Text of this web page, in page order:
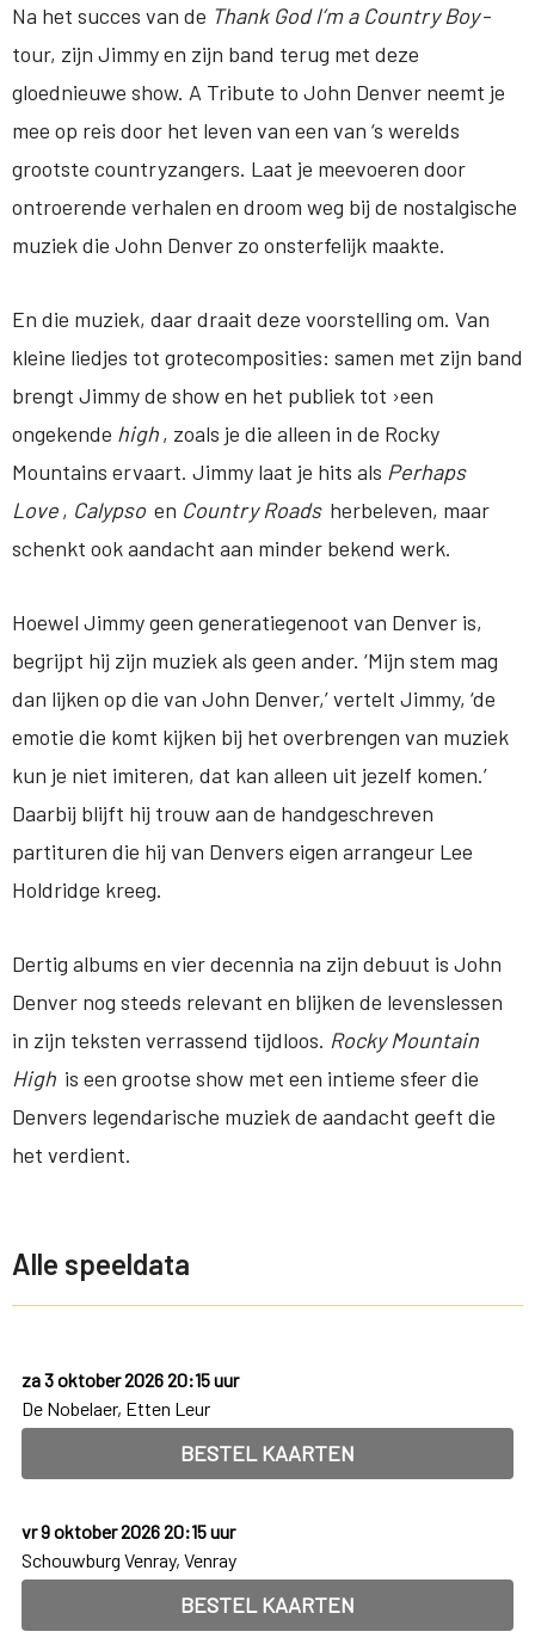
Na het succes van de Thank God I’m a Country Boy-
tour, zijn Jimmy en zijn band terug met deze
gloednieuwe show. A Tribute to John Denver neemt je
mee op reis door het leven van een van ‘s werelds
grootste countryzangers. Laat je meevoeren door
ontroerende verhalen en droom weg bij de nostalgische
muziek die John Denver zo onsterfelijk maakte.
En die muziek, daar draait deze voorstelling om. Van
kleine liedjes tot grotecomposities: samen met zijn band
brengt Jimmy de show en het publiek tot ›een
ongekende high, zoals je die alleen in de Rocky
Mountains ervaart. Jimmy laat je hits als Perhaps
Love, Calypso en Country Roads herbeleven, maar
schenkt ook aandacht aan minder bekend werk.
Hoewel Jimmy geen generatiegenoot van Denver is,
begrijpt hij zijn muziek als geen ander. ‘Mijn stem mag
dan lijken op die van John Denver,’ vertelt Jimmy, ‘de
emotie die komt kijken bij het overbrengen van muziek
kun je niet imiteren, dat kan alleen uit jezelf komen.’
Daarbij blijft hij trouw aan de handgeschreven
partituren die hij van Denvers eigen arrangeur Lee
Holdridge kreeg.
Dertig albums en vier decennia na zijn debuut is John
Denver nog steeds relevant en blijken de levenslessen
in zijn teksten verrassend tijdloos. Rocky Mountain
High is een grootse show met een intieme sfeer die
Denvers legendarische muziek de aandacht geeft die
het verdient.
Alle speeldata